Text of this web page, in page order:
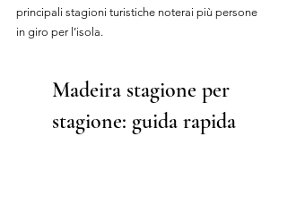
principali stagioni turistiche noterai più persone
in giro per l’isola.
Madeira stagione per
stagione: guida rapida